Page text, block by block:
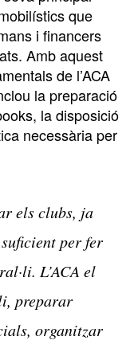
que
i financers
Amb aquest
de l’ACA
la preparació
la disposició
necessària per
els clubs, ja
per fer
L’ACA el
preparar
organitzar